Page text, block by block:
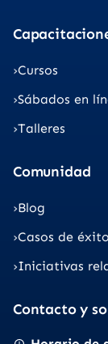
Cursos
Sábados en
Talleres
Comunidad
Blog
Casos de éxito
Iniciativas
Contacto y